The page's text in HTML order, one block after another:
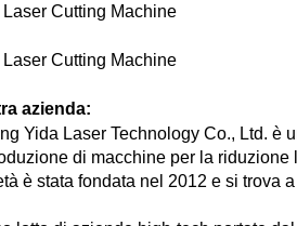
azienda:
Yida Laser Technology Co., Ltd. è
di macchine per la riduzione
è stata fondata nel 2012 e si trova